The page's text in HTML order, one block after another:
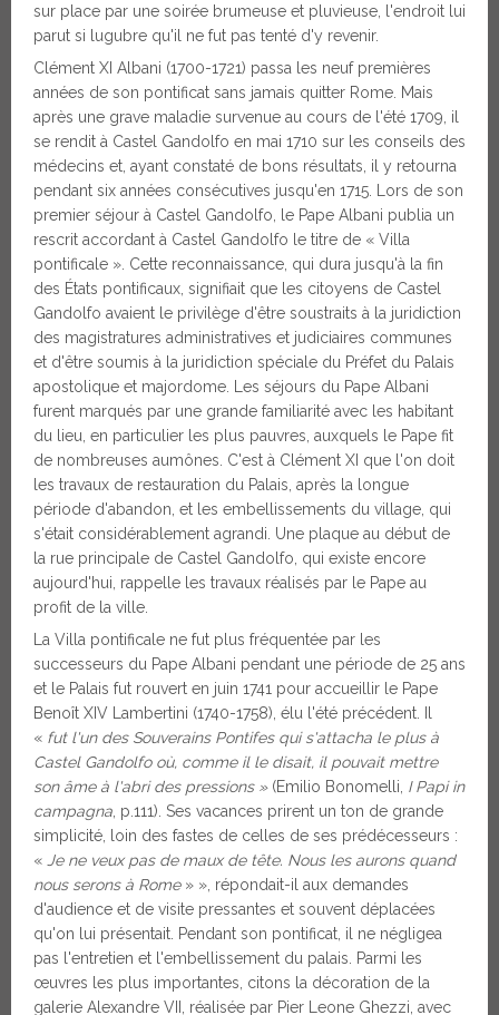
sur place par une soirée brumeuse et pluvieuse, l'endroit lui
parut si lugubre qu'il ne fut pas tenté d'y revenir.
Clément XI Albani (1700-1721) passa les neuf premières
années de son pontificat sans jamais quitter Rome. Mais
après une grave maladie survenue au cours de l'été 1709, il
se rendit à Castel Gandolfo en mai 1710 sur les conseils des
médecins et, ayant constaté de bons résultats, il y retourna
pendant six années consécutives jusqu'en 1715. Lors de son
premier séjour à Castel Gandolfo, le Pape Albani publia un
rescrit accordant à Castel Gandolfo le titre de « Villa
pontificale ». Cette reconnaissance, qui dura jusqu'à la fin
des États pontificaux, signifiait que les citoyens de Castel
Gandolfo avaient le privilège d'être soustraits à la juridiction
des magistratures administratives et judiciaires communes
et d'être soumis à la juridiction spéciale du Préfet du Palais
apostolique et majordome. Les séjours du Pape Albani
furent marqués par une grande familiarité avec les habitant
du lieu, en particulier les plus pauvres, auxquels le Pape fit
de nombreuses aumônes. C'est à Clément XI que l'on doit
les travaux de restauration du Palais, après la longue
période d'abandon, et les embellissements du village, qui
s'était considérablement agrandi. Une plaque au début de
la rue principale de Castel Gandolfo, qui existe encore
aujourd'hui, rappelle les travaux réalisés par le Pape au
profit de la ville.
La Villa pontificale ne fut plus fréquentée par les
successeurs du Pape Albani pendant une période de 25 ans
et le Palais fut rouvert en juin 1741 pour accueillir le Pape
Benoît XIV Lambertini (1740-1758), élu l'été précédent. Il
« fut l'un des Souverains Pontifes qui s'attacha le plus à
Castel Gandolfo où, comme il le disait, il pouvait mettre
son âme à l'abri des pressions » (Emilio Bonomelli, I Papi in
campagna , p.111). Ses vacances prirent un ton de grande
simplicité, loin des fastes de celles de ses prédécesseurs :
« Je ne veux pas de maux de tête. Nous les aurons quand
nous serons à Rome» », répondait-il aux demandes
d'audience et de visite pressantes et souvent déplacées
qu'on lui présentait. Pendant son pontificat, il ne négligea
pas l'entretien et l'embellissement du palais. Parmi les
œuvres les plus importantes, citons la décoration de la
galerie Alexandre VII, réalisée par Pier Leone Ghezzi, avec